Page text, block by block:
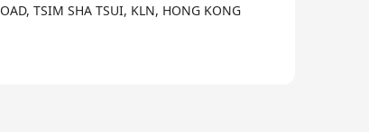
TSIM SHA TSUI, KLN, HONG KONG